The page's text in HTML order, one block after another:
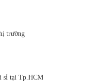
trường
sỉ tại Tp.HCM